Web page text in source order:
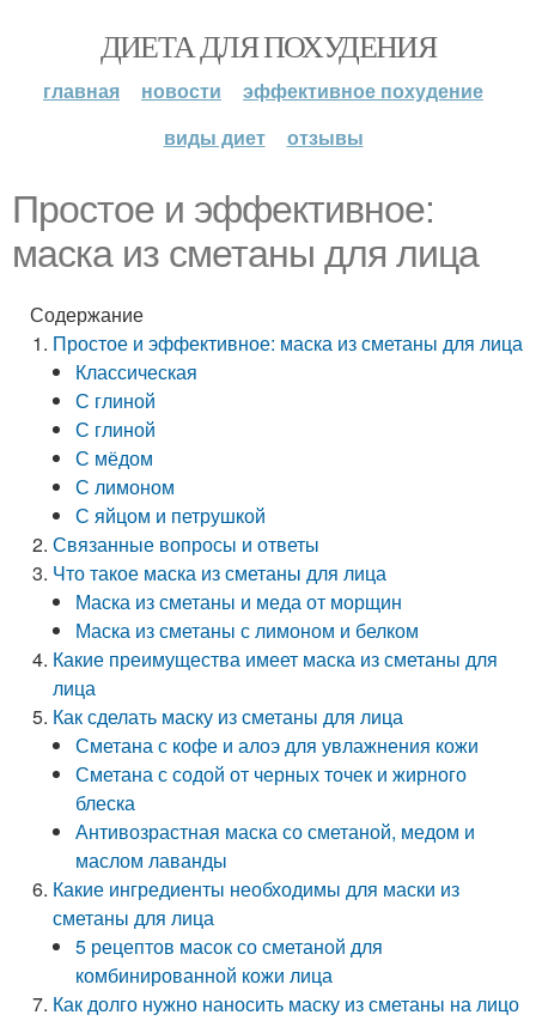
ДИЕТА ДЛЯ ПОХУДЕНИЯ
главная новости
эффективное похудение
виды диет
отзывы
Простое и эффективное:
маска из сметаны для лица
Содержание
Простое и эффективное: маска из сметаны для лица
Классическая
С глиной
С глиной
С мёдом
С лимоном
С яйцом и петрушкой
Связанные вопросы и ответы
Что такое маска из сметаны для лица
Маска из сметаны и меда от морщин
Маска из сметаны с лимоном и белком
Какие преимущества имеет маска из сметаны для
лица
Как сделать маску из сметаны для лица
Сметана с кофе и алоэ для увлажнения кожи
Сметана с содой от черных точек и жирного
блеска
Антивозрастная маска со сметаной, медом и
маслом лаванды
Какие ингредиенты необходимы для маски из
сметаны для лица
5 рецептов масок со сметаной для
комбинированной кожи лица
Как долго нужно наносить маску из сметаны на лицо